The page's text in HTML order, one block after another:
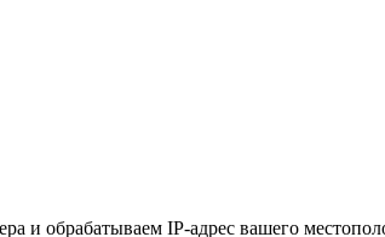
и обрабатываем IP-адрес вашего